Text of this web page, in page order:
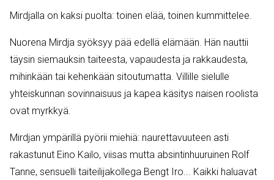
Mirdjalla on kaksi puolta: toinen elää, toinen kummittelee.
Nuorena Mirdja syöksyy pää edellä elämään. Hän nauttii
täysin siemauksin taiteesta, vapaudesta ja rakkaudesta,
mihinkään tai kehenkään sitoutumatta. Villille sielulle
yhteiskunnan sovinnaisuus ja kapea käsitys naisen roolista
ovat myrkkyä.
Mirdjan ympärillä pyörii miehiä: naurettavuuteen asti
rakastunut Eino Kailo, viisas mutta absintinhuuruinen Rolf
Tanne, sensuelli taiteilijakollega Bengt Iro... Kaikki haluavat